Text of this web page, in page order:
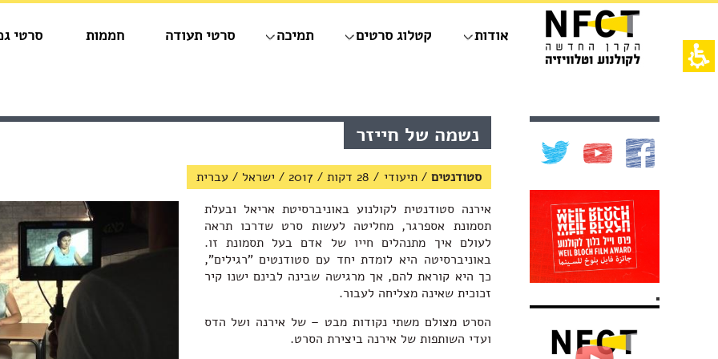
תחילתו
אינטרנט,
לחץ
אודות קטלוג סרטים תמיכה סרטי תעודה חממות סרטי
מרכזי,
ללחוץ
אנטר
לדלג
לאזור
הבא
נשמה של חייזר
סטודנטים / תיעודי / 28 דקות /
2017
/ ישראל / עברית
אירנה סטודנטית לקולנוע באוניברסיטת אריאל ובעלת
תסמונת אספרגר, מחליטה לעשות סרט שדרכו תראה
לעולם איך מתנהלים חייו של אדם בעל תסמונת זו.
באוניברסיטה היא לומדת יחד עם סטודנטים "רגילים",
כך היא קוראת להם, אך מרגישה שבינה לבינם ישנו קיר
זכוכית שאינה מצליחה לעבור.
הסרט מצולם משתי נקודות מבט – של אירנה ושל הדס
ועדי השותפות של אירנה ביצירת הסרט.